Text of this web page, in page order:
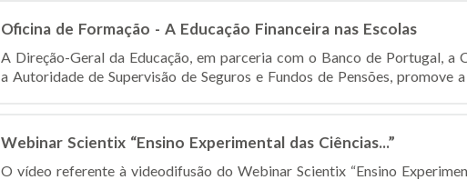
Oficina de Formação - A Educação Financeira nas Escolas
A Direção-Geral da Educação, em parceria com o Banco de Portugal,
a Autoridade de Supervisão de Seguros e Fundos de Pensões, promove
Webinar Scientix “Ensino Experimental das Ciências...”
O vídeo referente à videodifusão do Webinar Scientix “Ensino